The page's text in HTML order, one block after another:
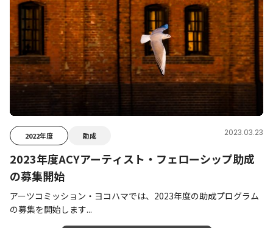
2022年度 助成 2023.03.23
2023年度ACYアーティスト・フェローシップ助成
の募集開始
アーツコミッション・ヨコハマでは、2023年度の助成プログラム
の募集を開始します...